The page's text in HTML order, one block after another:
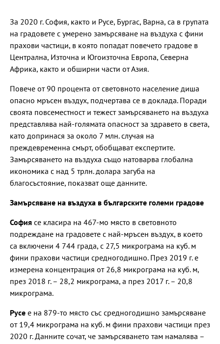
За 2020 г. София, както и Русе, Бургас, Варна, са в групата
на градовете с умерено замърсяване на въздуха с фини
прахови частици, в която попадат повечето градове в
Централна, Източна и Югоизточна Европа, Северна
Африка, както и обширни части от Азия.
Повече от 90 процента от световното население диша
опасно мръсен въздух, подчертава се в доклада. Поради
своята повсеместност и тежест замърсяването на въздуха
представлява най-голямата опасност за здравето в света,
като допринася за около 7 млн. случая на
преждевременна смърт, обобщават експертите.
Замърсяването на въздуха също натоварва глобална
икономика с над 5 трлн. долара загуба на
благосъстояние, показват още данните.
Замърсяване на въздуха в българските големи градове
София се класира на 467-мо място в световното
подреждане на градовете с най-мръсен въздух, в което
са включени 4 744 града, с 27,5 микрограма на куб. м
фини прахови частици средногодишно. През 2019 г. е
измерена концентрация от 26,8 микрограма на куб. м,
през 2018 г. – 28,2 микрограма, а през 2017 г. – 20,8
микрограма.
Русе е на 879-то място със средногодишно замърсяване
от 19,4 микрограма на куб. м фини прахови частици през
2020 г. Данните сочат, че замърсяването там намалява –